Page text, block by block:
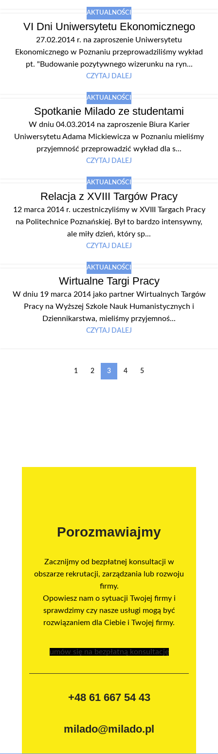
AKTUALNOŚCI
VI Dni Uniwersytetu Ekonomicznego
27.02.2014 r. na zaproszenie Uniwersytetu
Ekonomicznego w Poznaniu przeprowadziliśmy wykład
pt. "Budowanie pozytywnego wizerunku na ryn...
CZYTAJ DALEJ
AKTUALNOŚCI
Spotkanie Milado ze studentami
W dniu 04.03.2014 na zaproszenie Biura Karier
Uniwersytetu Adama Mickiewicza w Poznaniu mieliśmy
przyjemność przeprowadzić wykład dla s...
CZYTAJ DALEJ
AKTUALNOŚCI
Relacja z XVIII Targów Pracy
12 marca 2014 r. uczestniczyliśmy w XVIII Targach Pracy
na Politechnice Poznańskiej. Był to bardzo intensywny,
ale miły dzień, który sp...
CZYTAJ DALEJ
AKTUALNOŚCI
Wirtualne Targi Pracy
W dniu 19 marca 2014 jako partner Wirtualnych Targów
Pracy na Wyższej Szkole Nauk Humanistycznych i
Dziennikarstwa, mieliśmy przyjemnoś...
CZYTAJ DALEJ
1 2 3 4 5
Porozmawiajmy
Zacznijmy od bezpłatnej konsultacji w
obszarze rekrutacji, zarządzania lub rozwoju
firmy.
Opowiesz nam o sytuacji Twojej firmy i
sprawdzimy czy nasze usługi mogą być
rozwiązaniem dla Ciebie i Twojej firmy.
umów się na bezpłatną konsultację
+48 61 667 54 43
milado@milado.pl